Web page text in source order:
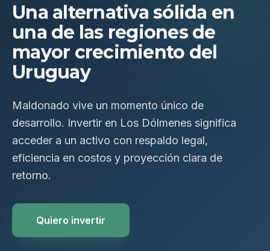
Una alternativa sólida en
una de las regiones de
mayor crecimiento del
Uruguay
Maldonado vive un momento único de
desarrollo. Invertir en Los Dólmenes significa
acceder a un activo con respaldo legal,
eficiencia en costos y proyección clara de
retorno.
Quiero invertir